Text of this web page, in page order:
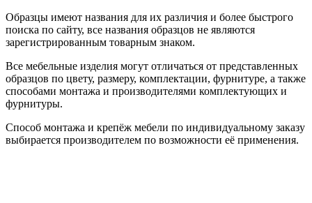
Образцы имеют названия для их различия и более быстрого
поиска по сайту, все названия образцов не являются
зарегистрированным товарным знаком.
Все мебельные изделия могут отличаться от представленных
образцов по цвету, размеру, комплектации, фурнитуре, а также
способами монтажа и производителями комплектующих и
фурнитуры.
Способ монтажа и крепёж мебели по индивидуальному заказу
выбирается производителем по возможности её применения.